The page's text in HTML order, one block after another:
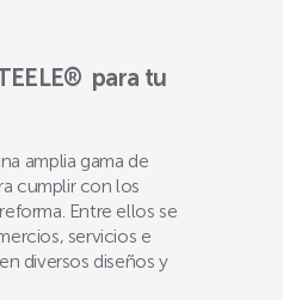
para tu
amplia gama de
cumplir con los
Entre ellos se
servicios e
diversos diseños y